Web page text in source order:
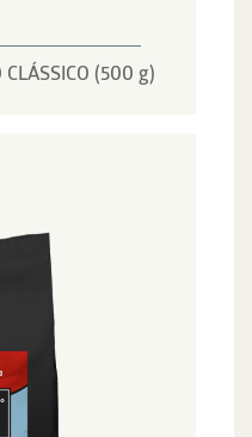
CLÁSSICO (500 g)